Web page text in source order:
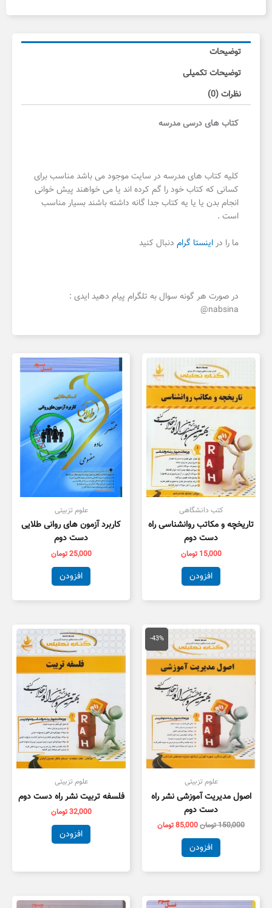
توضیحات
توضیحات تکمیلی
نظرات (0)
کتاب های درسی مدرسه
کلیه کتاب های مدرسه در سایت موجود می باشد مناسب برای
کسانی که کتاب خود را گم کرده اند یا می خواهند پیش خوانی
انجام بدن یا یا یه کتاب جدا گانه داشته باشند بسیار مناسب
است .
ما را دراینستا گرام دنبال کنید
در صورت هر گونه سوال به تلگرام پیام دهید ایدی :
nabsina@
کتب دانشگاهی
تاریخچه و مکاتب روانشناسی راه
دست دوم
15,000 تومان
افزودن
علوم تزبیتی
کاربرد آزمون های روانی طلایی
دست دوم
25,000تومان
افزودن
-43%
علوم تزبیتی
اصول مدیریت آموزشی نشر راه
دست دوم
150,000تومان
قیمت
اصلی
150,000 تومان
بود.
85,000تومان
قیمت
فعلی
85,000 تومان
است.
افزودن
علوم تزبیتی
فلسفه تربیت نشر راه دست دوم
32,000تومان
افزودن